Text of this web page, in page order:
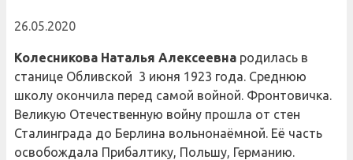
26.05.2020
Колесникова Наталья Алексеевна родилась в
станице Обливской 3 июня 1923 года. Среднюю
школу окончила перед самой войной. Фронтовичка.
Великую Отечественную войну прошла от стен
Сталинграда до Берлина вольнонаёмной. Её часть
освобождала Прибалтику, Польшу, Германию.